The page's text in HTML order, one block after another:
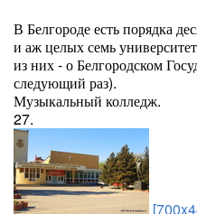
В Белгороде есть порядка
и аж целых семь
из них - о Белгородском
следующий раз).
Музыкальный колледж.
27.